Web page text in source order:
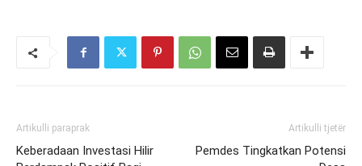
Artikulli paraprak
Keberadaan Investasi Hilir
Artikulli tjetër
Pemdes Tingkatkan Potensi